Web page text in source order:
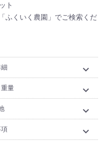
ト
ふくいく農園」でご検索くだ
expand_more
量 expand_more
expand_more
expand_more